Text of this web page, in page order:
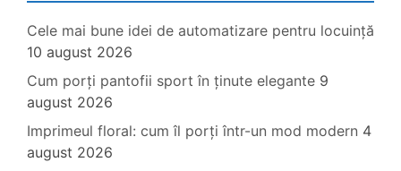
Cele mai bune idei de automatizare pentru locuință
10 august 2026
Cum porți pantofii sport în ținute elegante 9
august 2026
Imprimeul floral: cum îl porți într-un mod modern 4
august 2026